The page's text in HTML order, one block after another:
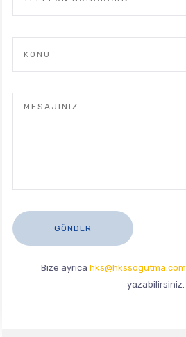
Bize ayrıca hks@hkssogutma.com
yazabilirsiniz.